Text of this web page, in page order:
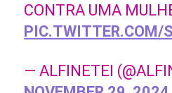
CONTRA UMA
PIC.TWITTER.COM/
— ALFINETEI